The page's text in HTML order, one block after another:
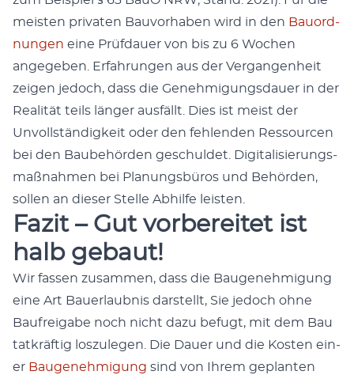
meis­ten pri­vat­en Bau­vorhaben wird in den Bauord­
nun­gen eine Prüf­dauer von bis zu 6 Wochen
angegeben. Erfahrun­gen aus der Ver­gan­gen­heit
zeigen jedoch, dass die Genehmi­gungs­dauer in der
Real­ität teils länger aus­fällt. Dies ist meist der
Unvoll­ständigkeit oder den fehlen­den Ressourcen
bei den Baube­hör­den geschuldet. Dig­i­tal­isierungs­
maß­nah­men bei Pla­nungs­büros und Behör­den,
sollen an dieser Stelle Abhil­fe leis­ten.
Fazit – Gut vorbereitet ist
halb gebaut!
Wir fassen zusam­men, dass die Bau­genehmi­gung
eine Art Bauer­laub­nis darstellt, Sie jedoch ohne
Baufreiga­be noch nicht dazu befugt, mit dem Bau
tatkräftig loszule­gen. Die Dauer und die Kosten ein­
er Bau­genehmi­gung sind von Ihrem geplanten